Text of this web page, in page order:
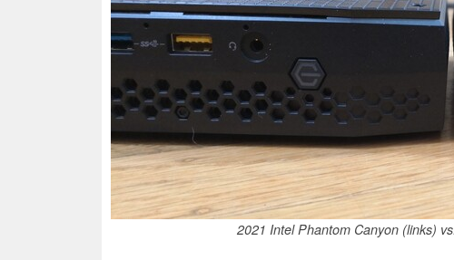
2021 Intel Phantom Canyon (links)